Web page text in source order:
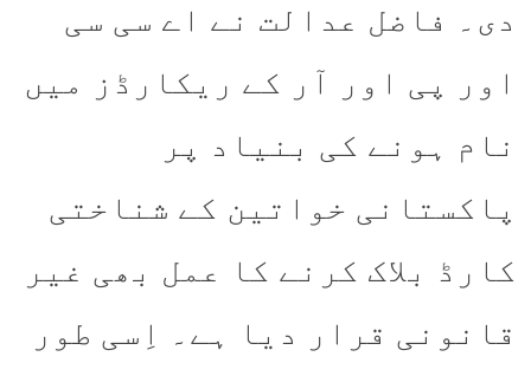
دی۔ فاضل عدالت نے اے سی سی
اور پی اور آر کے ریکارڈز میں
نام ہونے کی بنیاد پر
پاکستانی خواتین کے شناختی
کارڈ بلاک کرنے کا عمل بھی غیر
قانونی قرار دیا ہے۔ اِسی طور